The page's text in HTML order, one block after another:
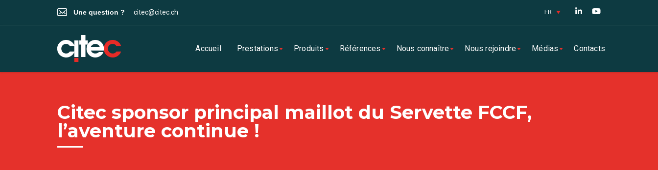
FR
Une question ? citec@citec.ch
Accueil Prestations Produits Références Nous connaître Nous rejoindre Médias Contacts
Citec sponsor principal maillot du Servette FCCF,
l’aventure continue !